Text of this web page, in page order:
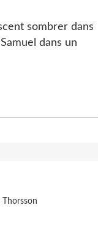
sombrer dans
dans un
Thorsson